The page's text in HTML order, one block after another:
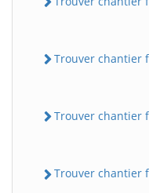
Trouver chantier
Trouver chantier
Trouver chantier